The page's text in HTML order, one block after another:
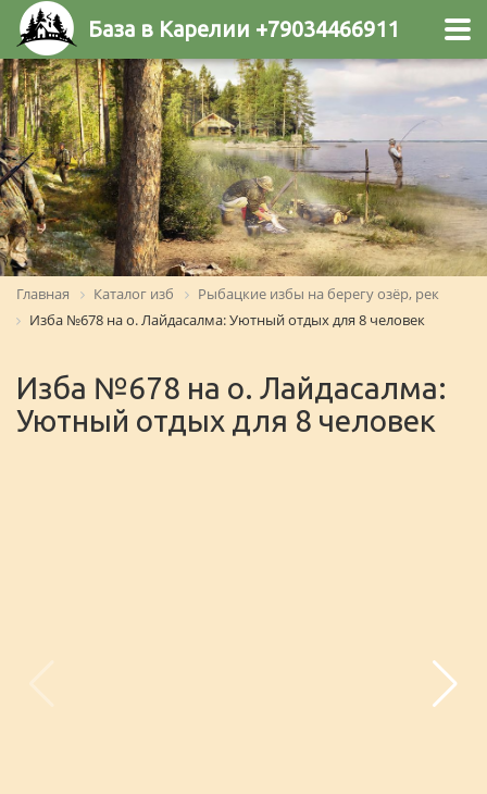
База в Карелии +79034466911
Главная Каталог изб
Рыбацкие избы на берегу озёр, рек
Изба №678 на о. Лайдасалма: Уютный отдых для 8 человек
Изба №678 на о. Лайдасалма:
Уютный отдых для 8 человек